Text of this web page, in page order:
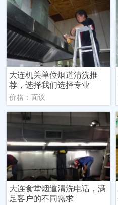
大连机关单位烟道清洗推
荐，选择我们选择专业
价格：面议
大连食堂烟道清洗电话，满
足客户的不同需求